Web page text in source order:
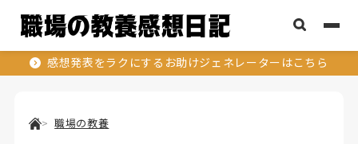
感想発表をラクにするお助けジェネレーターはこちら
職場の教養